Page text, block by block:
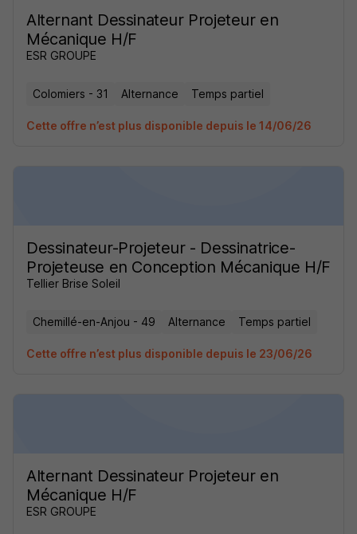
Alternant Dessinateur Projeteur en
Mécanique H/F
ESR GROUPE
Colomiers - 31 Alternance Temps partiel
Cette offre n’est plus disponible depuis le 14/06/26
Dessinateur-Projeteur - Dessinatrice-
Projeteuse en Conception Mécanique H/F
Tellier Brise Soleil
Chemillé-en-Anjou - 49 Alternance Temps partiel
Cette offre n’est plus disponible depuis le 23/06/26
Alternant Dessinateur Projeteur en
Mécanique H/F
ESR GROUPE